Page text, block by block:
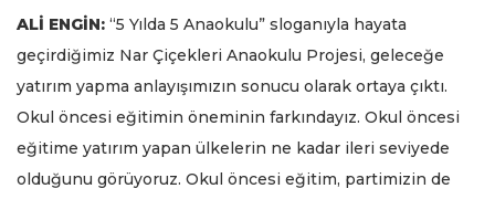
ALİ ENGİN: “5 Yılda 5 Anaokulu” sloganıyla hayata
geçirdiğimiz Nar Çiçekleri Anaokulu Projesi, geleceğe
yatırım yapma anlayışımızın sonucu olarak ortaya çıktı.
Okul öncesi eğitimin öneminin farkındayız. Okul öncesi
eğitime yatırım yapan ülkelerin ne kadar ileri seviyede
olduğunu görüyoruz. Okul öncesi eğitim, partimizin de